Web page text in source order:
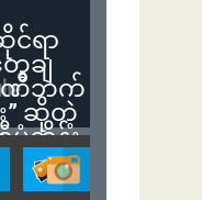
င်ရာ
ချ
ဏီဘက်
” ဆိုတဲ့
မံကိန်း
တွေ့ဆုံ